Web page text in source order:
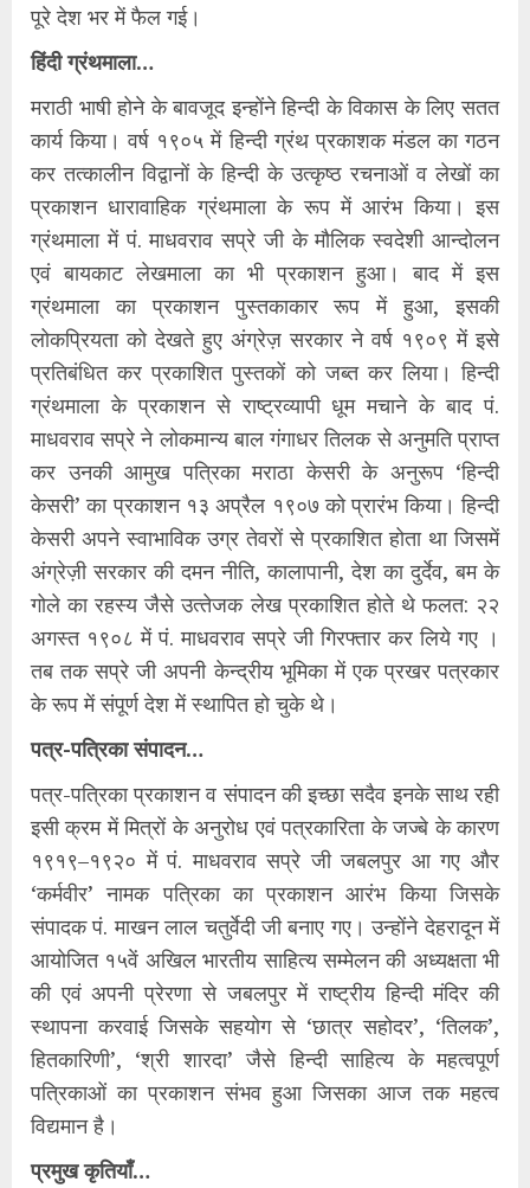
पूरे देश भर में फैल गई।
हिंदी ग्रंथमाला…
मराठी भाषी होने के बावजूद इन्‍होंने हिन्‍दी के विकास के लिए सतत
कार्य किया। वर्ष १९०५ में हिन्‍दी ग्रंथ प्रकाशक मंडल का गठन
कर तत्‍कालीन विद्वानों के हिन्‍दी के उत्‍कृष्‍ठ रचनाओं व लेखों का
प्रकाशन धारावाहिक ग्रंथमाला के रूप में आरंभ किया। इस
ग्रंथमाला में पं. माधवराव सप्रे जी के मौलिक स्‍वदेशी आन्‍दोलन
एवं बायकाट लेखमाला का भी प्रकाशन हुआ। बाद में इस
ग्रंथमाला का प्रकाशन पुस्‍तकाकार रूप में हुआ, इसकी
लोकप्रियता को देखते हुए अंग्रेज़ सरकार ने वर्ष १९०९ में इसे
प्रतिबंधित कर प्रकाशित पुस्‍तकों को जब्त कर लिया। हिन्‍दी
ग्रंथमाला के प्रकाशन से राष्‍ट्रव्‍यापी धूम मचाने के बाद पं.
माधवराव सप्रे ने लोकमान्‍य बाल गंगाधर तिलक से अनुमति प्राप्‍त
कर उनकी आमुख पत्रिका मराठा केसरी के अनुरूप ‘हिन्‍दी
केसरी’ का प्रकाशन १३ अप्रैल १९०७ को प्रारंभ किया। हिन्‍दी
केसरी अपने स्‍वाभाविक उग्र तेवरों से प्रकाशित होता था जिसमें
अंग्रेज़ी सरकार की दमन नीति, कालापानी, देश का दुर्देव, बम के
गोले का रहस्‍य जैसे उत्‍तेजक लेख प्रकाशित होते थे फलत: २२
अगस्‍त १९०८ में पं. माधवराव सप्रे जी गिरफ्तार कर लिये गए ।
तब तक सप्रे जी अपनी केन्‍द्रीय भूमिका में एक प्रखर पत्रकार
के रूप में संपूर्ण देश में स्‍थापित हो चुके थे।
पत्र-पत्रिका संपादन…
पत्र-पत्रिका प्रकाशन व संपादन की इच्‍छा सदैव इनके साथ रही
इसी क्रम में मित्रों के अनुरोध एवं पत्रकारिता के जज्बे के कारण
१९१९–१९२० में पं. माधवराव सप्रे जी जबलपुर आ गए और
‘कर्मवीर’ नामक पत्रिका का प्रकाशन आरंभ किया जिसके
संपादक पं. माखन लाल चतुर्वेदी जी बनाए गए। उन्‍होंने देहरादून में
आयोजित १५वें अखिल भारतीय साहित्‍य सम्‍मेलन की अध्‍यक्षता भी
की एवं अपनी प्रेरणा से जबलपुर में राष्‍ट्रीय हिन्‍दी मंदिर की
स्‍थापना करवाई जिसके सहयोग से ‘छात्र सहोदर’, ‘तिलक’,
हितकारिणी’, ‘श्री शारदा’ जैसे हिन्‍दी साहित्‍य के महत्‍वपूर्ण
पत्रिकाओं का प्रकाशन संभव हुआ जिसका आज तक महत्‍व
विद्यमान है।
प्रमुख कृतियाँ…